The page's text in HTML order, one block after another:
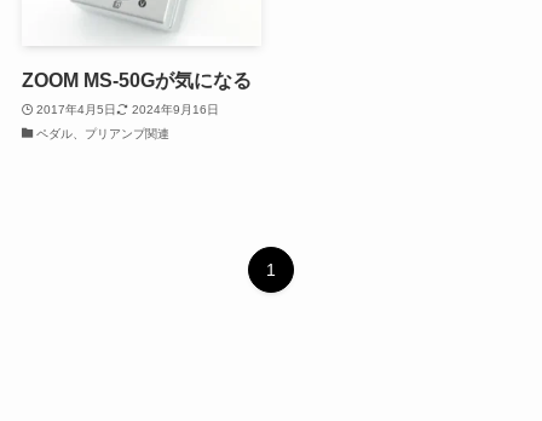
ZOOM MS-50Gが気になる
2017年4月5日
2024年9月16日
ペダル、プリアンプ関連
1